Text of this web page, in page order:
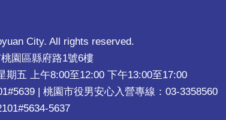
City. All rights reserved.
園區縣府路1號6樓
期五 上午8:00至12:00 下午13:00至17:00
| 桃園市役男安心入營專線：03-3358560
5637